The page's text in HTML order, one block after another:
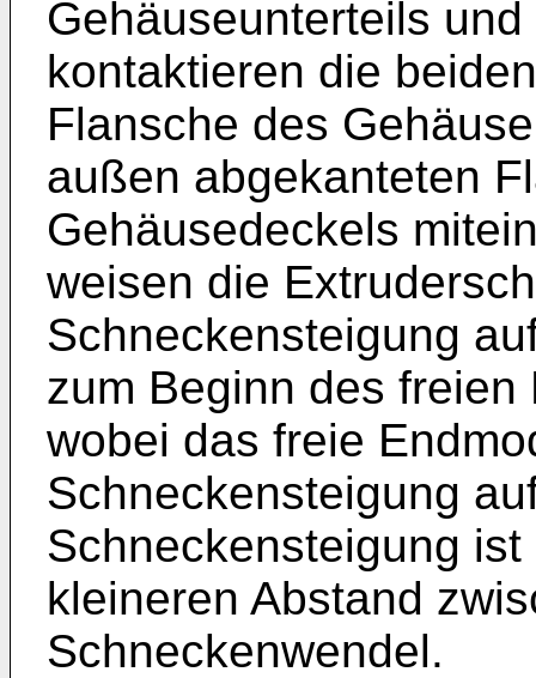
Gehäuseunterteils
kontaktieren die
Flansche des
außen abgekanteten
Gehäusedeckels
weisen die
Schneckensteigung
zum Beginn des
wobei das freie
Schneckensteigung
Schneckensteigung
kleineren Abstand
Schneckenwendel.